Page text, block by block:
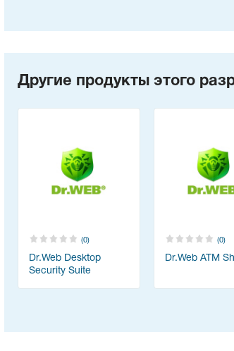
Другие продукты этого
(0)
Dr.Web Desktop
Security Suite
(0)
Dr.Web ATM